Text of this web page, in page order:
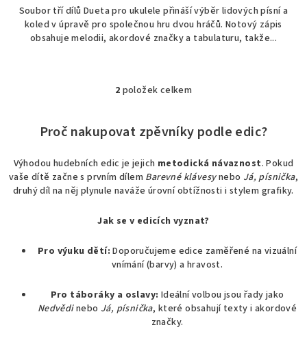
Soubor tří dílů Dueta pro ukulele přináší výběr lidových písní a
koled v úpravě pro společnou hru dvou hráčů. Notový zápis
obsahuje melodii, akordové značky a tabulaturu, takže...
O
l
d
a
c
p
v
k
v
ý
2 položek celkem
Proč nakupovat zpěvníky podle edic?
Výhodou hudebních edic je jejich metodická návaznost. Pokud
vaše dítě začne s prvním dílem Barevné klávesynebo Já, písnička,
druhý díl na něj plynule naváže úrovní obtížnosti i stylem grafiky.
Jak se v edicích vyznat?
Pro výuku dětí: Doporučujeme edice zaměřené na vizuální
vnímání (barvy) a hravost.
Pro táboráky a oslavy: Ideální volbou jsou řady jako
Nedvědinebo Já, písnička, které obsahují texty i akordové
značky.